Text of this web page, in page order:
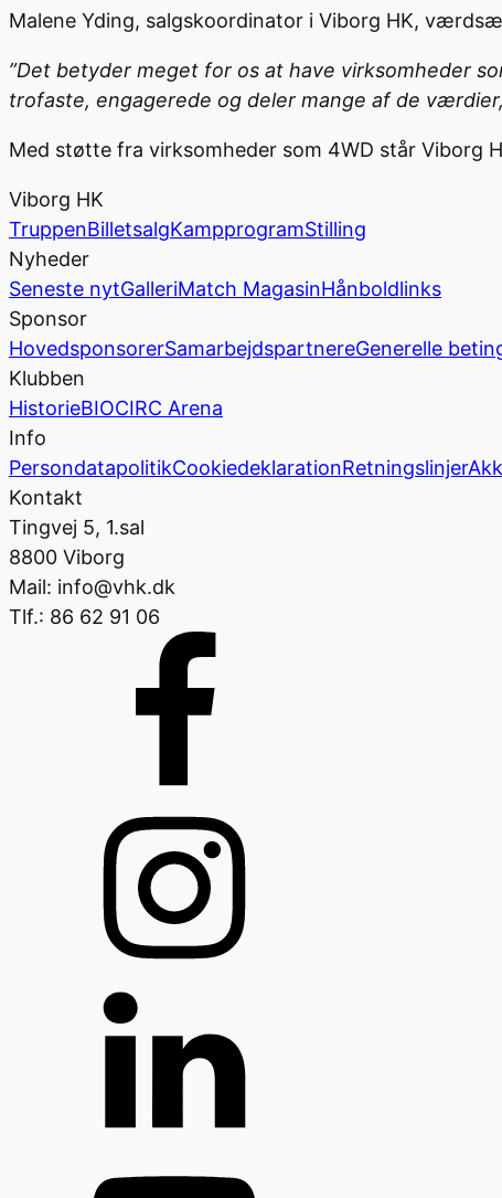
Malene Yding, salgskoordinator i Viborg HK,
”Det betyder meget for os at have virksomheder
trofaste, engagerede og deler mange af de
Med støtte fra virksomheder som 4WD står
Viborg HK
TruppenBilletsalgKampprogramStilling
Nyheder
Seneste nytGalleriMatch MagasinHånboldlinks
Sponsor
HovedsponsorerSamarbejdspartnereGenerelle
Klubben
HistorieBIOCIRC Arena
Info
PersondatapolitikCookiedeklarationRetningslinjer
Kontakt
Tingvej 5, 1.sal
8800 Viborg
Mail: info@vhk.dk
Tlf.: 86 62 91 06